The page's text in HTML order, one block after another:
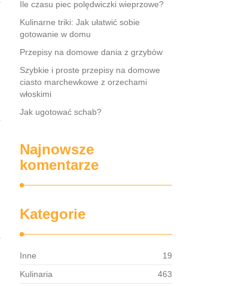
Ile czasu piec polędwiczki wieprzowe?
Kulinarne triki: Jak ułatwić sobie
gotowanie w domu
Przepisy na domowe dania z grzybów
Szybkie i proste przepisy na domowe
ciasto marchewkowe z orzechami
włoskimi
Jak ugotować schab?
Najnowsze
komentarze
Kategorie
Inne
19
Kulinaria
463